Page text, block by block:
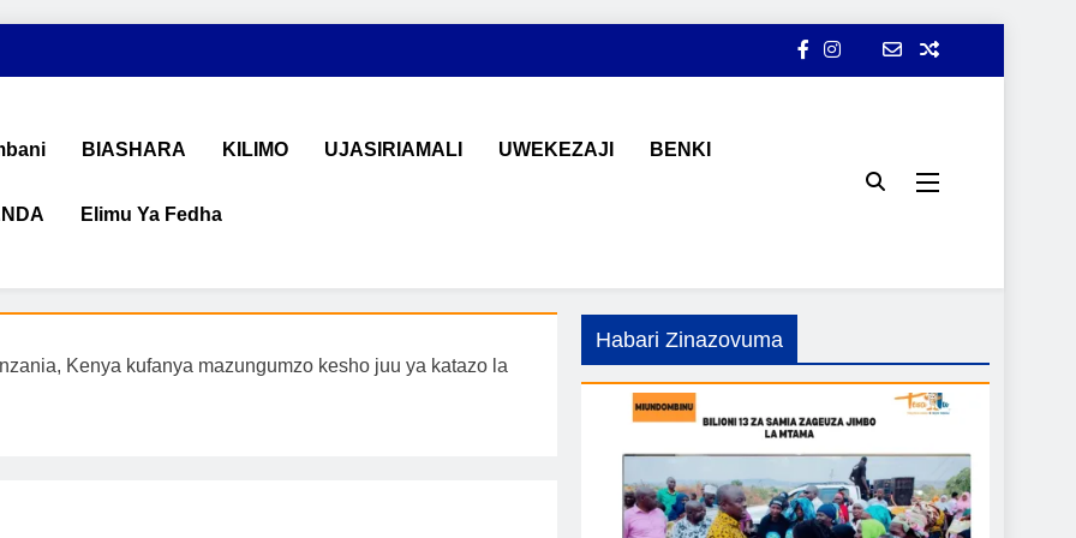
na Uchumi Tanzania
ujasiriamali Tanzania. Pata taarifa mpya za biashara, uwekezaji, ajira, kilimo, mitindo, na burudani kwa Kiswahili, pamoja na
BIASHARA KILIMO UJASIRIAMALI UWEKEZAJI BENKI
Elimu Ya Fedha
Kenya kufanya mazungumzo kesho juu ya katazo la
Habari Zinazovuma